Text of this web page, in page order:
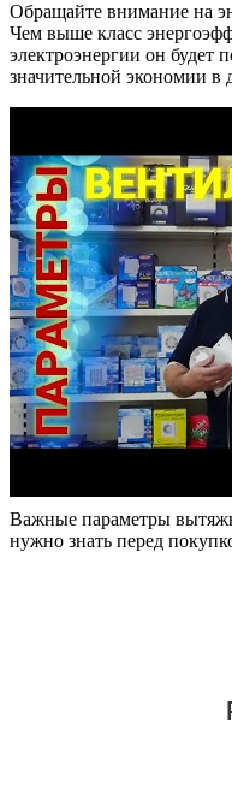
Обращайте внимание на
Чем выше класс
электроэнергии он будет
значительной экономии в
Важные параметры
нужно знать перед